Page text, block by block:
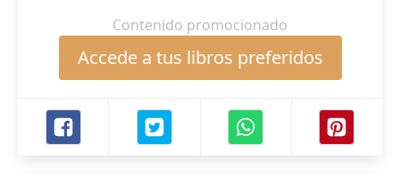
Contenido promocionado
Accede a tus libros preferidos